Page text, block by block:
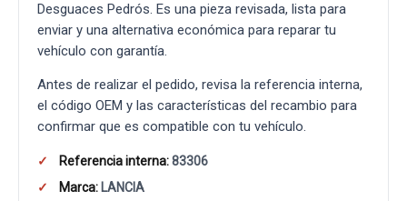
Desguaces Pedrós. Es una pieza revisada, lista para
enviar y una alternativa económica para reparar tu
vehículo con garantía.
Antes de realizar el pedido, revisa la referencia interna,
el código OEM y las características del recambio para
confirmar que es compatible con tu vehículo.
Referencia interna:83306
Marca: LANCIA